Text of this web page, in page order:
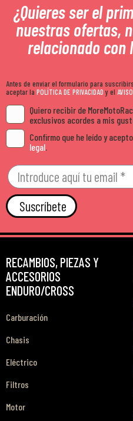
¿Quieres ser el
nuestras ofertas,
relacionado con
Antes de enviar el formulario para
aceptar la POLÍTICA DE PRIVACIDADy el
Quiero recibir de
exclusivos acordes a mis
Confirmo que he leído y
legal
Suscríbete
RECAMBIOS, PIEZAS Y
ACCESORIOS
ENDURO/CROSS
Carburación
Chasis
Eléctrico
Filtros
Motor